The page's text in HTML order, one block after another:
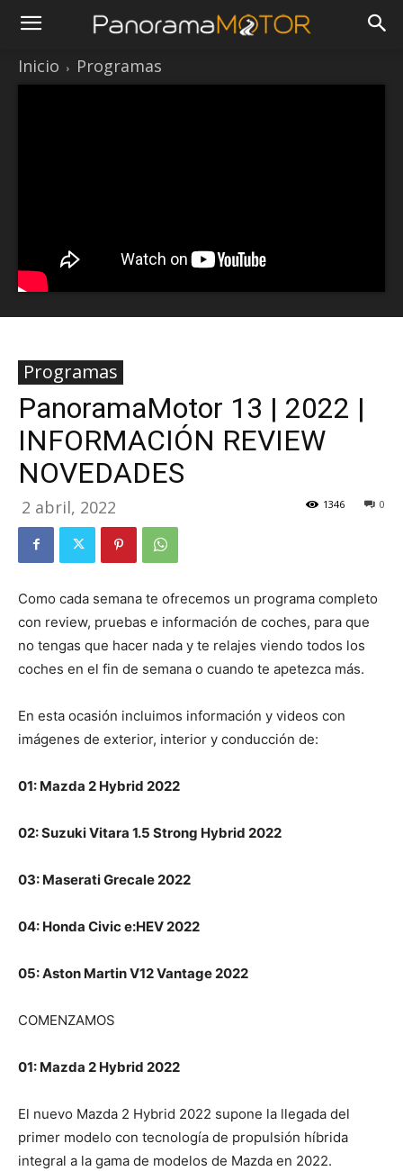
Inicio Programas
Programas
PanoramaMotor 13 | 2022 |
INFORMACIÓN REVIEW
NOVEDADES
2 abril, 2022 0
1346
Como cada semana te ofrecemos un programa completo
con review, pruebas e información de coches, para que
no tengas que hacer nada y te relajes viendo todos los
coches en el fin de semana o cuando te apetezca más.
En esta ocasión incluimos información y videos con
imágenes de exterior, interior y conducción de:
01: Mazda 2 Hybrid 2022
02: Suzuki Vitara 1.5 Strong Hybrid 2022
03: Maserati Grecale 2022
04: Honda Civic e:HEV 2022
05: Aston Martin V12 Vantage 2022
COMENZAMOS
01: Mazda 2 Hybrid 2022
El nuevo Mazda 2 Hybrid 2022 supone la llegada del
primer modelo con tecnología de propulsión híbrida
integral a la gama de modelos de Mazda en 2022.